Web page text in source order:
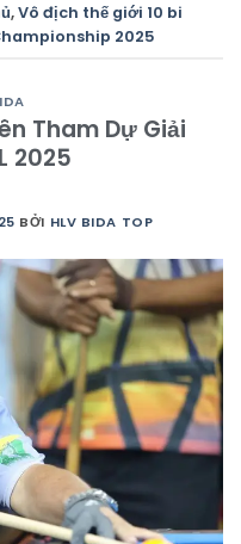
,Vô địch thế giới 10 bi
2025
Tham Dự Giải
2025
BỞI HLV BIDA TOP